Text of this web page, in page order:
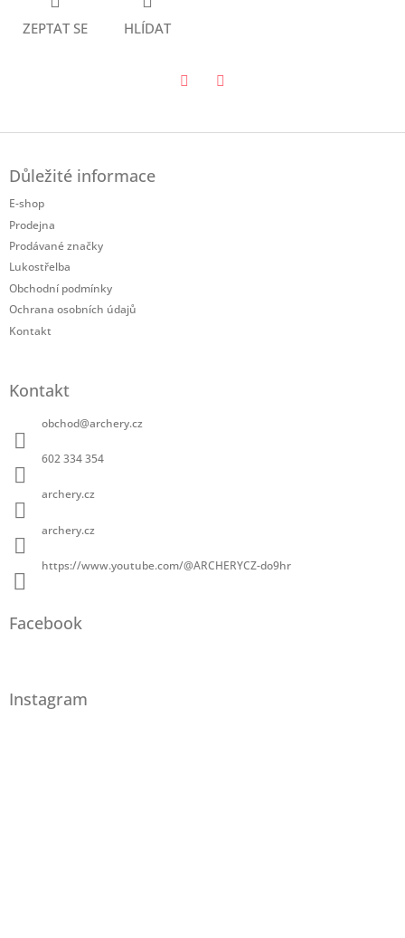
ZEPTAT SE HLÍDAT
Důležité informace
E-shop
Prodejna
Prodávané značky
Lukostřelba
Obchodní podmínky
Ochrana osobních údajů
Kontakt
Kontakt
obchod@archery.cz
602 334 354
archery.cz
archery.cz
https://www.youtube.com/@ARCHERYCZ-do9hr
Facebook
Instagram